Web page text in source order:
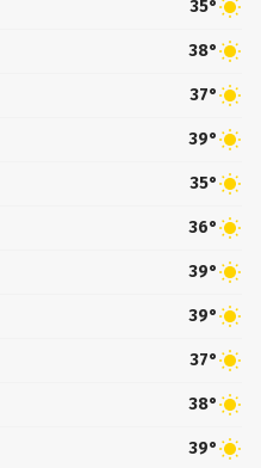
35°
38°
37°
39°
35°
36°
39°
39°
37°
38°
39°